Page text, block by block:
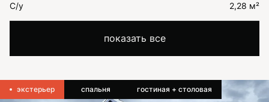
С/у 2,28 м²
показать все
экстерьер спальня гостиная + столовая